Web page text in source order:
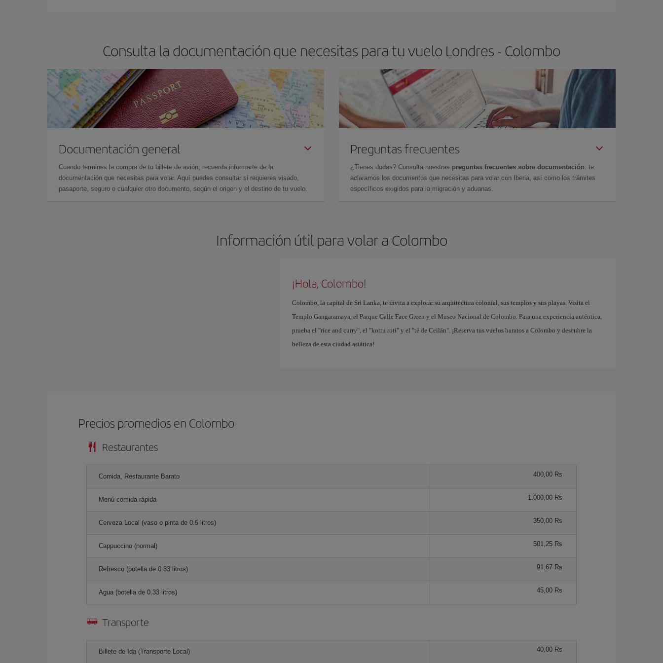
Consulta la documentación que necesitas para tu vuelo Londres - Colombo
Documentación general
Cuando termines la compra de tu billete de avión, recuerda informarte de la
documentación que necesitas para volar. Aquí puedes consultar si requieres visado,
pasaporte, seguro o cualquier otro documento, según el origen y el destino de tu vuelo.
Preguntas frecuentes
¿Tienes dudas? Consulta nuestras preguntas frecuentes sobre documentación: te
aclaramos los documentos que necesitas para volar con Iberia, así como los trámites
específicos exigidos para la migración y aduanas.
Información útil para volar a Colombo
¡Hola, Colombo!
Colombo, la capital de Sri Lanka, te invita a explorar su arquitectura colonial, sus templos y sus playas. Visita el
Templo Gangaramaya, el Parque Galle Face Green y el Museo Nacional de Colombo. Para una experiencia auténtica,
prueba el "rice and curry", el "kottu roti" y el "té de Ceilán". ¡Reserva tus vuelos baratos a Colombo y descubre la
belleza de esta ciudad asiática!
Precios promedios en Colombo
Restaurantes
Comida, Restaurante Barato 400,00 Rs
Menú comida rápida 1.000,00 Rs
Cerveza Local (vaso o pinta de 0.5 litros) 350,00 Rs
Cappuccino (normal) 501,25 Rs
Refresco (botella de 0.33 litros) 91,67 Rs
Agua (botella de 0.33 litros) 45,00 Rs
Transporte
Billete de Ida (Transporte Local) 40,00 Rs